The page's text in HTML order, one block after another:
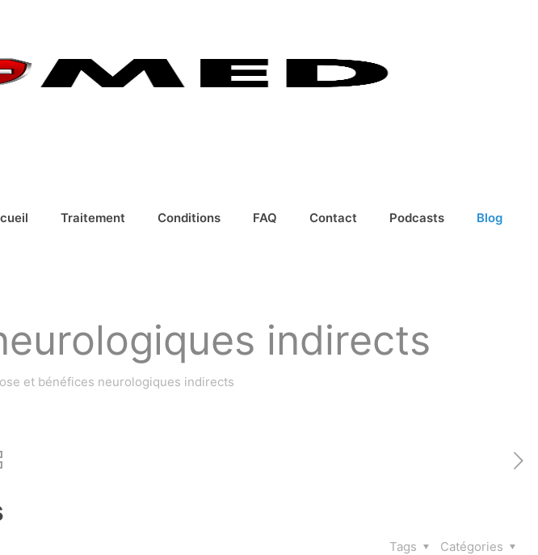
Traitement Conditions FAQ Contact Podcasts Blog
indirects
et bénéfices neurologiques indirects
Catégories
Tags